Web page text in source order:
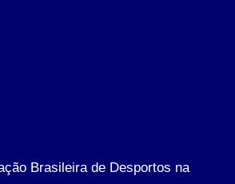
Brasileira de Desportos na